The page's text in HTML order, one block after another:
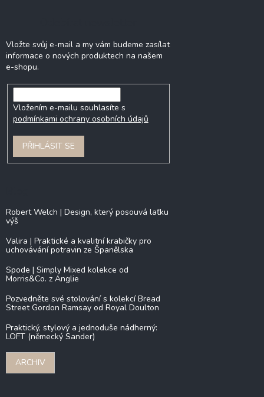
Vložte svůj e-mail a my vám budeme zasílat
informace o nových produktech na našem
e-shopu.
Vložením e-mailu souhlasíte s
podmínkami ochrany osobních údajů
PŘIHLÁSIT SE
Robert Welch | Design, který posouvá laťku
výš
Valira | Praktické a kvalitní krabičky pro
uchovávání potravin ze Španělska
Spode | Simply Mixed kolekce od
Morris&Co. z Anglie
Pozvedněte své stolování s kolekcí Bread
Street Gordon Ramsay od Royal Doulton
Praktický, stylový a jednoduše nádherný:
LOFT (německý Sander)
ARCHIV